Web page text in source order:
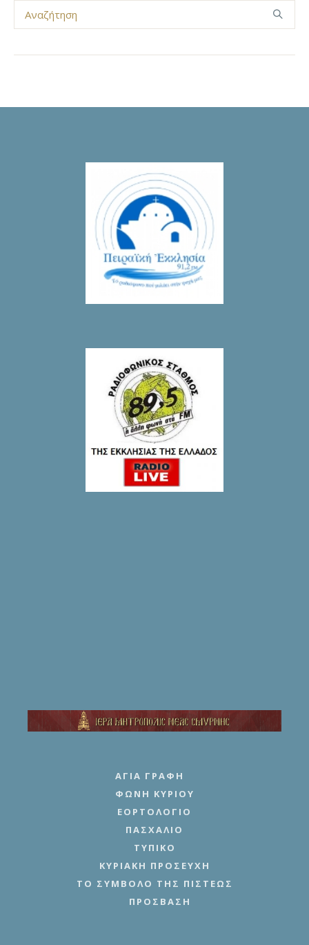
ΑΓΊΑ ΓΡΑΦΉ
ΦΩΝΉ ΚΥΡΊΟΥ
ΕΟΡΤΟΛΌΓΙΟ
ΠΑΣΧΆΛΙΟ
ΤΥΠΙΚΌ
ΚΥΡΙΑΚΉ ΠΡΟΣΕΥΧΉ
ΤΟ ΣΎΜΒΟΛΟ ΤΗΣ ΠΊΣΤΕΩΣ
ΠΡΌΣΒΑΣΗ